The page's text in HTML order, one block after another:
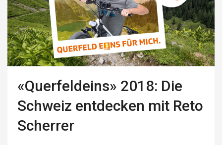
«Querfeldeins» 2018: Die
Schweiz entdecken mit Reto
Scherrer